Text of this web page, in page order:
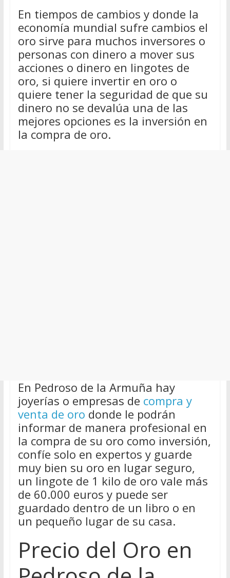
En tiempos de cambios y donde la
economía mundial sufre cambios el
oro sirve para muchos inversores o
personas con dinero a mover sus
acciones o dinero en lingotes de
oro, si quiere invertir en oro o
quiere tener la seguridad de que su
dinero no se devalúa una de las
mejores opciones es la inversión en
la compra de oro.
En Pedroso de la Armuña hay
joyerías o empresas de compra y
venta de oro donde le podrán
informar de manera profesional en
la compra de su oro como inversión,
confíe solo en expertos y guarde
muy bien su oro en lugar seguro,
un lingote de 1 kilo de oro vale más
de 60.000 euros y puede ser
guardado dentro de un libro o en
un pequeño lugar de su casa.
Precio del Oro en